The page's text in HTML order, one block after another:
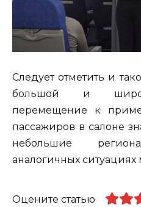
Следует отметить и
большой и
перемещение к
пассажиров в салоне
небольшие
аналогичных ситуациях
Оцените статью